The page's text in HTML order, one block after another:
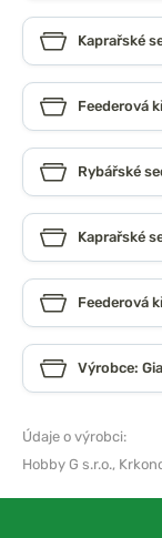
Kaprařské
Feederová
Rybářské
Kaprařské
Feederová
Výrobce:
Údaje o výrobci:
Hobby G s.r.o.,